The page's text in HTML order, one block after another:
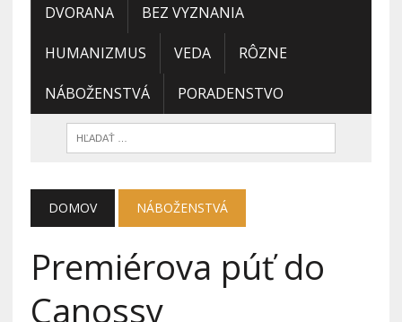
DVORANA BEZ VYZNANIA
HUMANIZMUS VEDA RÔZNE
NÁBOŽENSTVÁ PORADENSTVO
DOMOV NÁBOŽENSTVÁ
Premiérova púť do
Canossy